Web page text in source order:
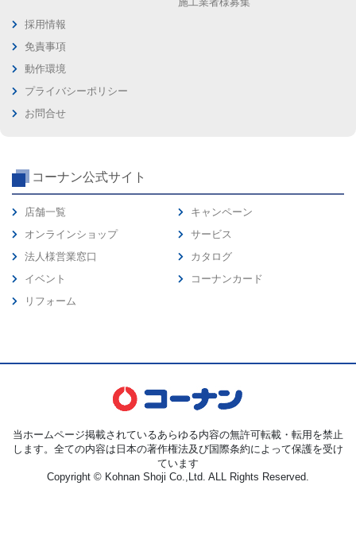
採用情報
免責事項
動作環境
プライバシーポリシー
お問合せ
コーナン公式サイト
店舗一覧
オンラインショップ
法人様営業窓口
イベント
リフォーム
キャンペーン
サービス
カタログ
コーナンカード
当ホームページ掲載されているあらゆる内容の無許可転載・転用を禁止
します。全ての内容は日本の著作権法及び国際条約によって保護を受け
ています
Copyright © Kohnan Shoji Co.,Ltd. ALL Rights Reserved.